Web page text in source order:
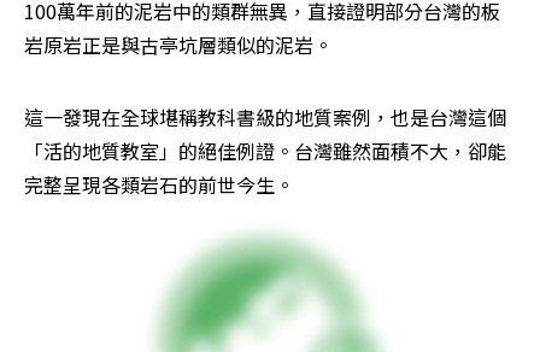
100萬年前的泥岩中的類群無異，直接證明部分台灣的板
岩原岩正是與古亭坑層類似的泥岩。
這一發現在全球堪稱教科書級的地質案例，也是台灣這個
「活的地質教室」的絕佳例證。台灣雖然面積不大，卻能
完整呈現各類岩石的前世今生。